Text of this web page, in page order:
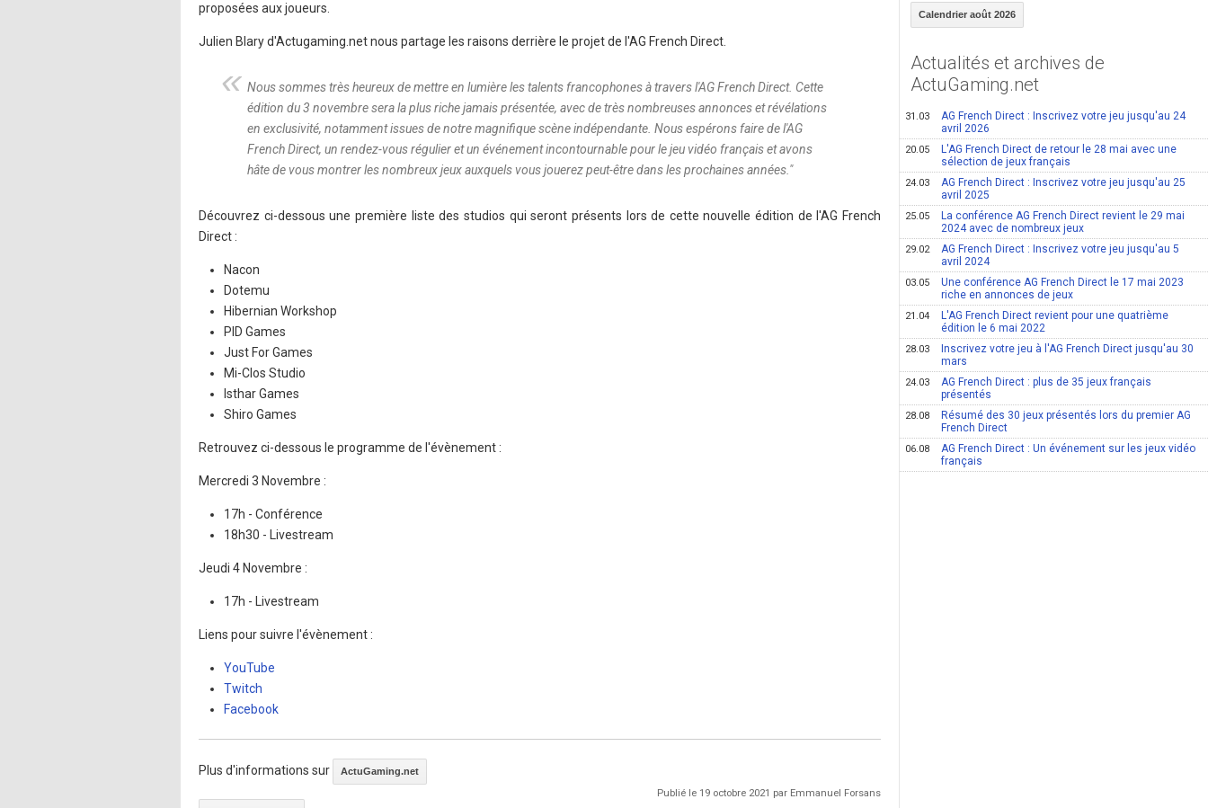
proposées aux joueurs.
Julien Blary d'Actugaming.net nous partage les raisons derrière le projet de l'AG French Direct.
Nous sommes très heureux de mettre en lumière les talents francophones à travers l'AG French Direct. Cette
édition du 3 novembre sera la plus riche jamais présentée, avec de très nombreuses annonces et révélations
en exclusivité, notamment issues de notre magnifique scène indépendante. Nous espérons faire de l'AG
French Direct, un rendez-vous régulier et un événement incontournable pour le jeu vidéo français et avons
hâte de vous montrer les nombreux jeux auxquels vous jouerez peut-être dans les prochaines années. "
Découvrez ci-dessous une première liste des studios qui seront présents lors de cette nouvelle édition de l'AG French
Direct :
Nacon
Dotemu
Hibernian Workshop
PID Games
Just For Games
Mi-Clos Studio
Isthar Games
Shiro Games
Retrouvez ci-dessous le programme de l'évènement :
Mercredi 3 Novembre :
17h - Conférence
18h30 - Livestream
Jeudi 4 Novembre :
17h - Livestream
Liens pour suivre l'évènement :
YouTube
Twitch
Facebook
Plus d'informations sur ActuGaming.net
Publié le 19 octobre 2021 par Emmanuel Forsans
Calendrier août 2026
Actualités et archives de
ActuGaming.net
31.03
AG French Direct : Inscrivez votre jeu jusqu'au 24
avril 2026
20.05
L'AG French Direct de retour le 28 mai avec une
sélection de jeux français
24.03
AG French Direct : Inscrivez votre jeu jusqu'au 25
avril 2025
25.05
La conférence AG French Direct revient le 29 mai
2024 avec de nombreux jeux
29.02
AG French Direct : Inscrivez votre jeu jusqu'au 5
avril 2024
03.05
Une conférence AG French Direct le 17 mai 2023
riche en annonces de jeux
21.04
L'AG French Direct revient pour une quatrième
édition le 6 mai 2022
28.03
Inscrivez votre jeu à l'AG French Direct jusqu'au 30
mars
24.03
AG French Direct : plus de 35 jeux français
présentés
28.08
Résumé des 30 jeux présentés lors du premier AG
French Direct
06.08
AG French Direct : Un événement sur les jeux vidéo
français